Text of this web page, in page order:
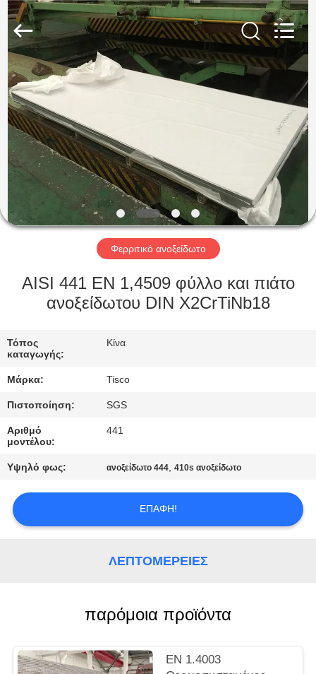
ΣΠΊΤΙ
ΠΡΟΪΌΝΤΑ
ΒΊΝΤΕΟ
ΠΕΡΊΠΟΥ
ΕΜΕΊΣ
ΓΎΡΟΣ
ΕΡΓΟΣΤΑΣΊΩΝ
ΠΟΙΟΤΙΚΌΣ
ΈΛΕΓΧΟΣ
ΜΑΣ
ΕΛΆΤΕ
ΣΕ
ΜΕ
SITEMAP
Special
Steel
Rights
Reserved.
Φερριτικό ανοξείδωτο
AISI 441 EN 1,4509 φύλλο και πιάτο
ανοξείδωτου DIN X2CrTiNb18
Τόπος
καταγωγής:
Κίνα
Μάρκα: Tisco
Πιστοποίηση: SGS
Αριθμό
μοντέλου:
441
Υψηλό φως: ανοξείδωτο 444,410s ανοξείδωτο
ΕΠΑΦΉ!
ΛΕΠΤΟΜΈΡΕΙΕΣ
παρόμοια προϊόντα
EN 1.4003